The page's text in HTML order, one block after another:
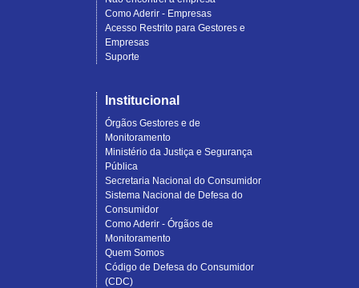
Como Aderir - Empresas
Acesso Restrito para Gestores e
Empresas
Suporte
Institucional
Órgãos Gestores e de
Monitoramento
Ministério da Justiça e Segurança
Pública
Secretaria Nacional do Consumidor
Sistema Nacional de Defesa do
Consumidor
Como Aderir - Órgãos de
Monitoramento
Quem Somos
Código de Defesa do Consumidor
(CDC)